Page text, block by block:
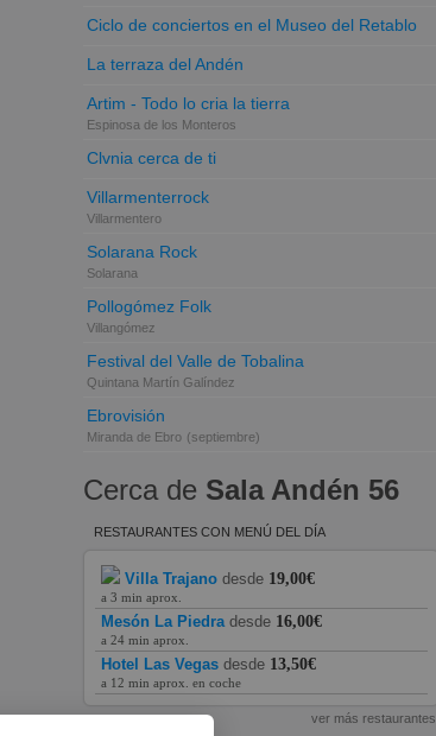
Ciclo de conciertos en el Museo del Retablo
La terraza del Andén
Artim - Todo lo cria la tierra
Espinosa de los Monteros
Clvnia cerca de ti
Villarmenterrock
Villarmentero
Solarana Rock
Solarana
Pollogómez Folk
Villangómez
Festival del Valle de Tobalina
Quintana Martín Galíndez
Ebrovisión
Miranda de Ebro (septiembre)
Cerca de Sala Andén 56
RESTAURANTES CON MENÚ DEL DÍA
Villa Trajano desde 19,00€
a 3 min aprox.
Mesón La Piedra desde 16,00€
a 24 min aprox.
Hotel Las Vegas desde 13,50€
a 12 min aprox. en coche
ver más restaurantes